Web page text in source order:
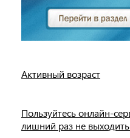
Активный возраст
Пользуйтесь онлайн-
лишний раз не